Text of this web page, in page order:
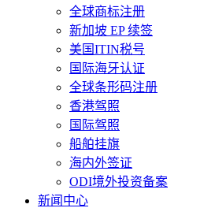
全球商标注册
新加坡 EP 续签
美国ITIN税号
国际海牙认证
全球条形码注册
香港驾照
国际驾照
船舶挂旗
海内外签证
ODI境外投资备案
新闻中心